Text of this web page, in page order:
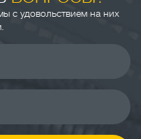
с удовольствием на них